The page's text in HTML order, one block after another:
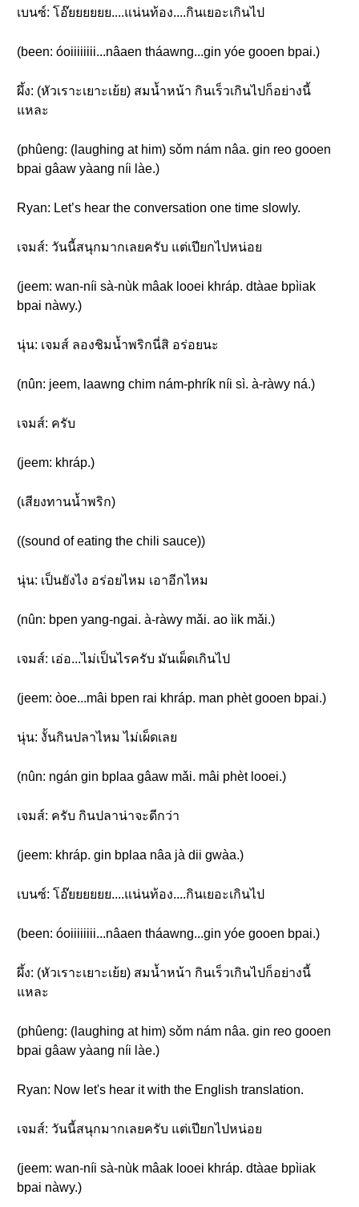
เบนซ์: โอ๊ยยยยยย....แน่นท้อง....กินเยอะเกินไป
(been: óoiiiiiiii...nâaen tháawng...gin yóe gooen bpai.)
ผึ้ง: (หัวเราะเยาะเย้ย) สมน้ำหน้า กินเร็วเกินไปก็อย่างนี้
แหละ
(phûeng: (laughing at him) sǒm nám nâa. gin reo gooen
bpai gâaw yàang níi làe.)
Ryan: Let’s hear the conversation one time slowly.
เจมส์: วันนี้สนุกมากเลยครับ แต่เปียกไปหน่อย
(jeem: wan-níi sà-nùk mâak looei khráp. dtàae bpìiak
bpai nàwy.)
นุ่น: เจมส์ ลองชิมน้ำพริกนี่สิ อร่อยนะ
(nûn: jeem, laawng chim nám-phrík níi sì. à-ràwy ná.)
เจมส์: ครับ
(jeem: khráp.)
(เสียงทานน้ำพริก)
((sound of eating the chili sauce))
นุ่น: เป็นยังไง อร่อยไหม เอาอีกไหม
(nûn: bpen yang-ngai. à-ràwy mǎi. ao ìik mǎi.)
เจมส์: เอ่อ...ไม่เป็นไรครับ มันเผ็ดเกินไป
(jeem: òoe...mâi bpen rai khráp. man phèt gooen bpai.)
นุ่น: งั้นกินปลาไหม ไม่เผ็ดเลย
(nûn: ngán gin bplaa gâaw mǎi. mâi phèt looei.)
เจมส์: ครับ กินปลาน่าจะดีกว่า
(jeem: khráp. gin bplaa nâa jà dii gwàa.)
เบนซ์: โอ๊ยยยยยย....แน่นท้อง....กินเยอะเกินไป
(been: óoiiiiiiii...nâaen tháawng...gin yóe gooen bpai.)
ผึ้ง: (หัวเราะเยาะเย้ย) สมน้ำหน้า กินเร็วเกินไปก็อย่างนี้
แหละ
(phûeng: (laughing at him) sǒm nám nâa. gin reo gooen
bpai gâaw yàang níi làe.)
Ryan: Now let's hear it with the English translation.
เจมส์: วันนี้สนุกมากเลยครับ แต่เปียกไปหน่อย
(jeem: wan-níi sà-nùk mâak looei khráp. dtàae bpìiak
bpai nàwy.)